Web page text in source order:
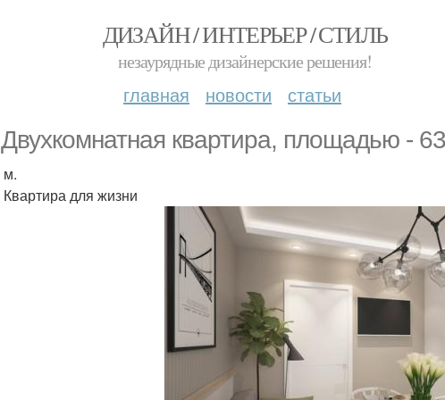
ДИЗАЙН / ИНТЕРЬЕР / СТИЛЬ
незаурядные дизайнерские решения!
главная новости статьи
Двухкомнатная квартира, площадью -
м.
Квартира для жизни